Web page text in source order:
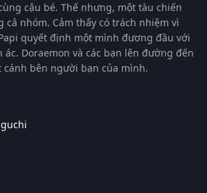
cậu bé. Thế nhưng, một tàu chiến
cả nhóm. Cảm thấy có trách nhiệm vì
quyết định một mình đương đầu với
Doraemon và các bạn lên đường đến
cánh bên người bạn của mình.